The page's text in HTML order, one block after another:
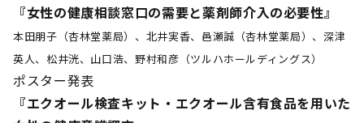
『女性の健康相談窓口の需要と薬剤師介入の必要性』
本田朋子（杏林堂薬局）、北井実香、邑瀬誠（杏林堂薬局）、深津
英人、松井洸、山口浩、野村和彦（ツルハホールディングス）
ポスター発表
『エクオール検査キット・エクオール含有食品を用いた